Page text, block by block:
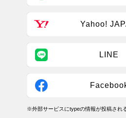
Yahoo!
LINE
※外部サービスにtypeの情報が投稿され